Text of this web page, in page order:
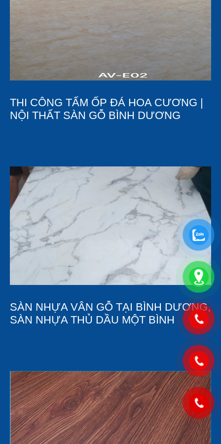
THI CÔNG TẤM ỐP ĐÁ HOA CƯƠNG |
NỘI THẤT SÀN GỖ BÌNH DƯƠNG
SÀN NHỰA VÂN GỖ TẠI BÌNH DƯƠNG,
SÀN NHỰA THỦ DẦU MỘT BÌNH